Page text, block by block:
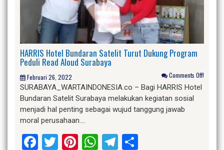
HARRIS Hotel Bundaran Satelit Turut Dukung Program
Peduli Read Aloud Surabaya
Februari 26, 2022 Comments Off!
SURABAYA_WARTAINDONESIA.co – Bagi HARRIS Hotel
Bundaran Satelit Surabaya melakukan kegiatan sosial
menjadi hal penting sebagai wujud tanggung jawab
moral perusahaan….
Facebook
Twitter
Pinterest
WhatsApp
Telegram